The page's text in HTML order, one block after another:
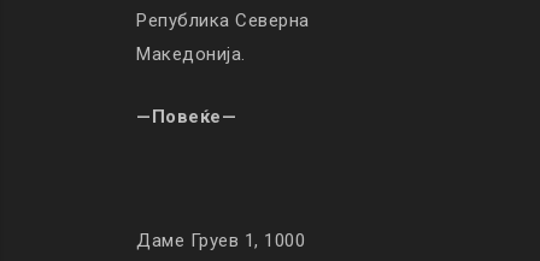
Република Северна
Македонија.
—Повеќе—
Даме Груев 1, 1000